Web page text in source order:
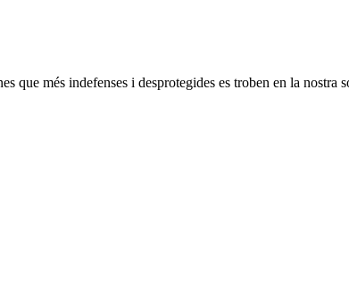
que més indefenses i desprotegides es troben en la nostra